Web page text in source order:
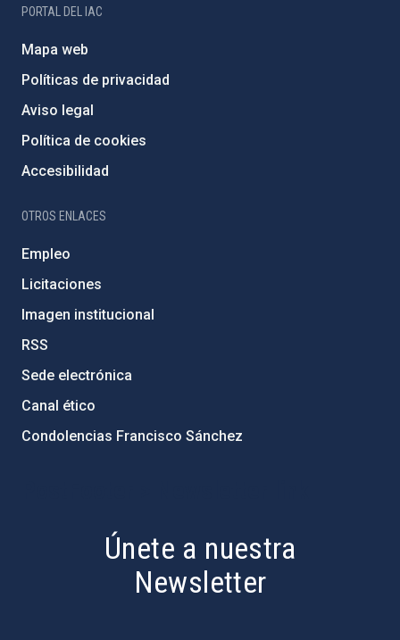
PORTAL DEL IAC
Mapa web
Políticas de privacidad
Aviso legal
Política de cookies
Accesibilidad
OTROS ENLACES
Empleo
Licitaciones
Imagen institucional
RSS
Sede electrónica
Canal ético
Condolencias Francisco Sánchez
Únete a nuestra
Newsletter